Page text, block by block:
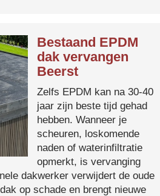
Bestaand EPDM
dak vervangen
Beerst
Zelfs EPDM kan na 30-40
jaar zijn beste tijd gehad
hebben. Wanneer je
scheuren, loskomende
naden of waterinfiltratie
opmerkt, is vervanging
dakwerker verwijdert de oude
op schade en brengt nieuwe